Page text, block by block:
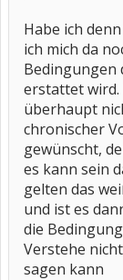
Habe ich
ich mich da
Bedingungen
erstattet
überhaupt
chronischer
gewünscht,
es kann sein
gelten das
und ist es
die
Verstehe
sagen kann